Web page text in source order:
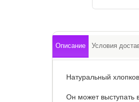
Описание Условия
Натуральный
Он может выступать